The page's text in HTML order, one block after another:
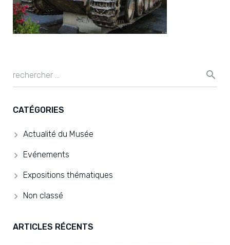
CATÉGORIES
Actualité du Musée
Evénements
Expositions thématiques
Non classé
ARTICLES RÉCENTS